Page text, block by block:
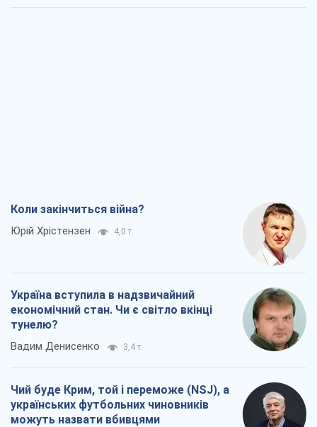
Коли закінчиться війна?
Юрій Хрістензен 4,0 т.
Україна вступила в надзвичайний
економічний стан. Чи є світло вкінці
тунелю?
Вадим Денисенко 3,4 т.
Чий буде Крим, той і переможе (NSJ), а
українських футбольних чиновників
можуть назвати вбивцями